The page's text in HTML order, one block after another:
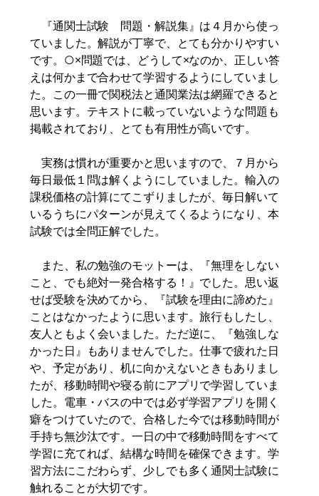
『通関士試験 問題・解説集』は４月から使っ
ていました。解説が丁寧で、とても分かりやすい
です。○×問題では、どうして×なのか、正しい答
えは何かまで合わせて学習するようにしていまし
た。この一冊で関税法と通関業法は網羅できると
思います。テキストに載っていないような問題も
掲載されており、とても有用性が高いです。
実務は慣れが重要かと思いますので、７月から
毎日最低１問は解くようにしていました。輸入の
課税価格の計算にてこずりましたが、毎日解いて
いるうちにパターンが見えてくるようになり、本
試験では全問正解でした。
また、私の勉強のモットーは、『無理をしない
こと、でも絶対一発合格する！』でした。思い返
せば受験を決めてから、『試験を理由に諦めた』
ことはなかったように思います。旅行もしたし、
友人ともよく会いました。ただ逆に、『勉強しな
かった日』もありませんでした。仕事で疲れた日
や、予定があり、机に向かえないときもありまし
たが、移動時間や寝る前にアプリで学習していま
した。電車・バスの中では必ず学習アプリを開く
癖をつけていたので、合格した今では移動時間が
手持ち無沙汰です。一日の中で移動時間をすべて
学習に充てれば、結構な時間を確保できます。学
習方法にこだわらず、少しでも多く通関士試験に
触れることが大切です。